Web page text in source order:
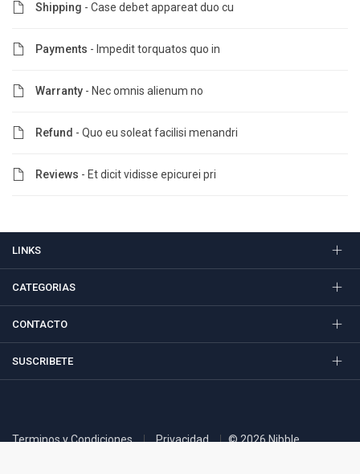
Shipping - Case debet appareat duo cu
Payments - Impedit torquatos quo in
Warranty - Nec omnis alienum no
Refund - Quo eu soleat facilisi menandri
Reviews - Et dicit vidisse epicurei pri
LINKS
CATEGORIAS
CONTACTO
SUSCRIBETE
Terminos y Condiciones Privacidad © 2026 Nibble